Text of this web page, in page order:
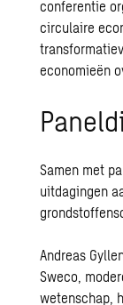
conferentie
circulaire
economieën
Samen met
uitdagingen
Andreas
Sweco,
wetenschap,